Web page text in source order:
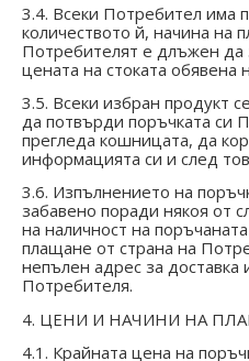
3.4. Всеки Потребител има
количеството й, начина на
Потребителят е длъжен да
цената на стоката обявена
3.5. Всеки избран продукт
да потвърди поръчката си
прегледа кошницата, да
информацията си и след
3.6. Изпълнението на
забавено поради някоя от
на наличност на
плащане от страна на
непълен адрес за доставка
Потребителя.
4. ЦЕНИ И НАЧИНИ НА
4.1. Крайната цена на